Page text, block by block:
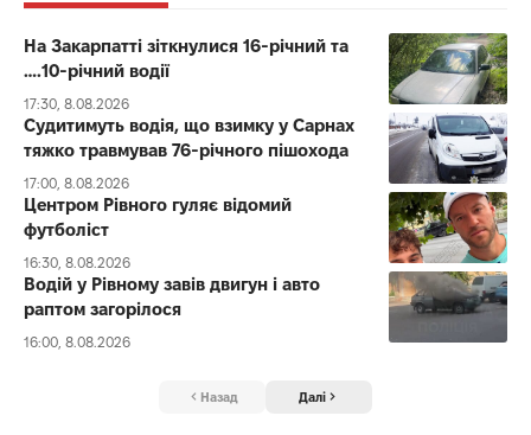
На Закарпатті зіткнулися 16-річний та
….10-річний водії
17:30, 8.08.2026
Судитимуть водія, що взимку у Сарнах
тяжко травмував 76-річного пішохода
17:00, 8.08.2026
Центром Рівного гуляє відомий
футболіст
16:30, 8.08.2026
Водій у Рівному завів двигун і авто
раптом загорілося
16:00, 8.08.2026
Назад Далі